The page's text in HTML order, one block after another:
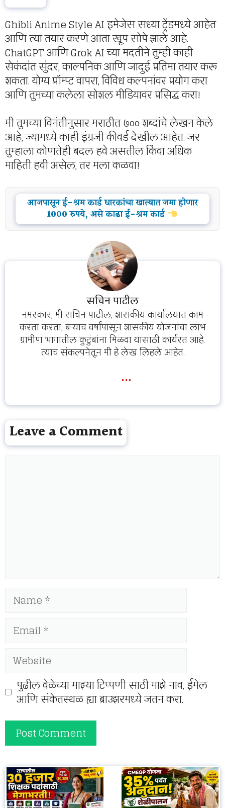
Ghibli Anime Style AI इमेजेस सध्या ट्रेंडमध्ये आहेत
आणि त्या तयार करणे आता खूप सोपे झाले आहे.
ChatGPT आणि Grok AI च्या मदतीने तुम्ही काही
सेकंदांत सुंदर, काल्पनिक आणि जादुई प्रतिमा तयार करू
शकता. योग्य प्रॉम्प्ट वापरा, विविध कल्पनांवर प्रयोग करा
आणि तुमच्या कलेला सोशल मीडियावर प्रसिद्ध करा!
मी तुमच्या विनंतीनुसार मराठीत ७०० शब्दांचे लेखन केले
आहे, ज्यामध्ये काही इंग्रजी कीवर्ड देखील आहेत. जर
तुम्हाला कोणतेही बदल हवे असतील किंवा अधिक
माहिती हवी असेल, तर मला कळवा!
आजपासून ई-श्रम कार्ड धारकांचा खात्यात जमा होणार
1000 रुपये, असे काढा ई-श्रम कार्ड
सचिन पाटील
नमस्कार, मी सचिन पाटील, शासकीय कार्यालयात काम
करता करता, बऱ्याच वर्षांपासून शासकीय योजनांचा लाभ
ग्रामीण भागातील कुटुंबांना मिळवा यासाठी कार्यरत आहे.
त्याच संकल्पनेतून मी हे लेख लिहले आहेत.
...
Leave a Comment
Name
Email
Website
पुढील वेळेच्या माझ्या टिप्पणी साठी माझे नाव, ईमेल
आणि संकेतस्थळ ह्या ब्राउझरमध्ये जतन करा.